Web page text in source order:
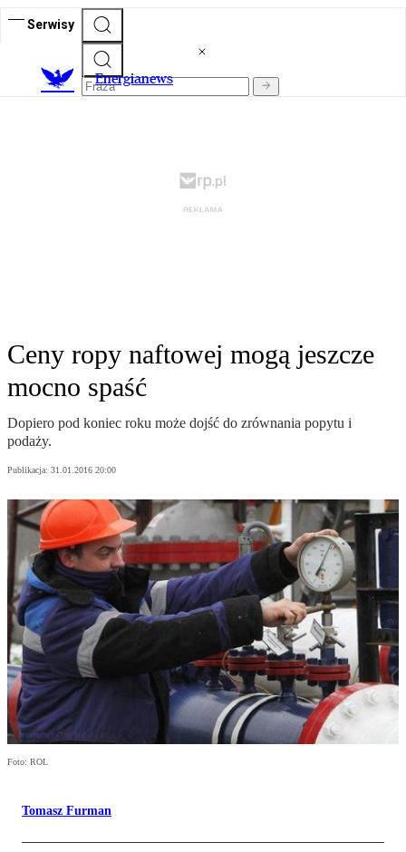
Serwisy
Energianews
Ceny ropy naftowej mogą jeszcze
mocno spaść
Dopiero pod koniec roku może dojść do zrównania popytu i
podaży.
Publikacja: 31.01.2016 20:00
Foto: ROL
Tomasz Furman